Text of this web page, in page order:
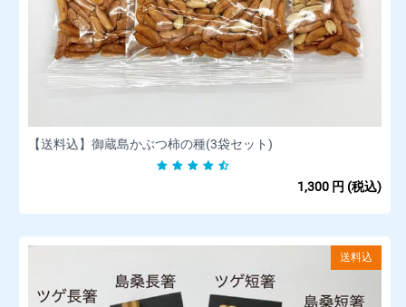
【送料込】御蔵島かぶつ柿の種(3袋セット)
1,300 円 (税込)
送料込